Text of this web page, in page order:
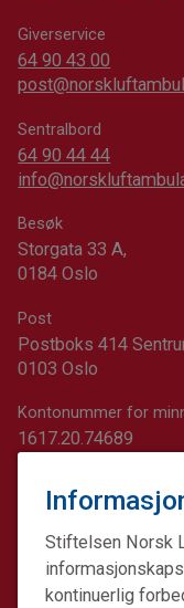
Stiftelsen Norsk
kontinuerlig
Giverservice
64 90 43 00
Sentralbord
64 90 44 44
Besøk
Storgata 33 A,
0184 Oslo
Post
Postboks 414
0103 Oslo
Kontonummer for
1617.20.74689